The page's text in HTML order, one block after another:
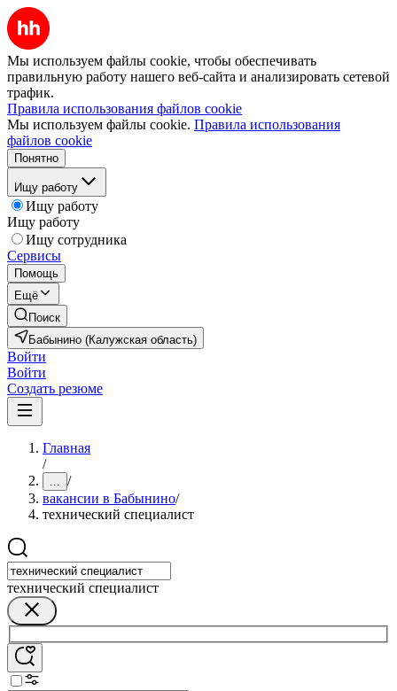
Мы используем файлы cookie, чтобы обеспечивать
правильную работу нашего веб-сайта и анализировать сетевой
трафик.
Правила использования файлов cookie
Мы используем файлы cookie. Правила использования
файлов cookie
Понятно
Ищу работу
Ищу работу
Ищу работу
Ищу сотрудника
Сервисы
Помощь
Ещё
Поиск
Бабынино (Калужская область)
Войти
Войти
Создать резюме
Главная
/
... /
вакансии в Бабынино/
технический специалист
технический специалист